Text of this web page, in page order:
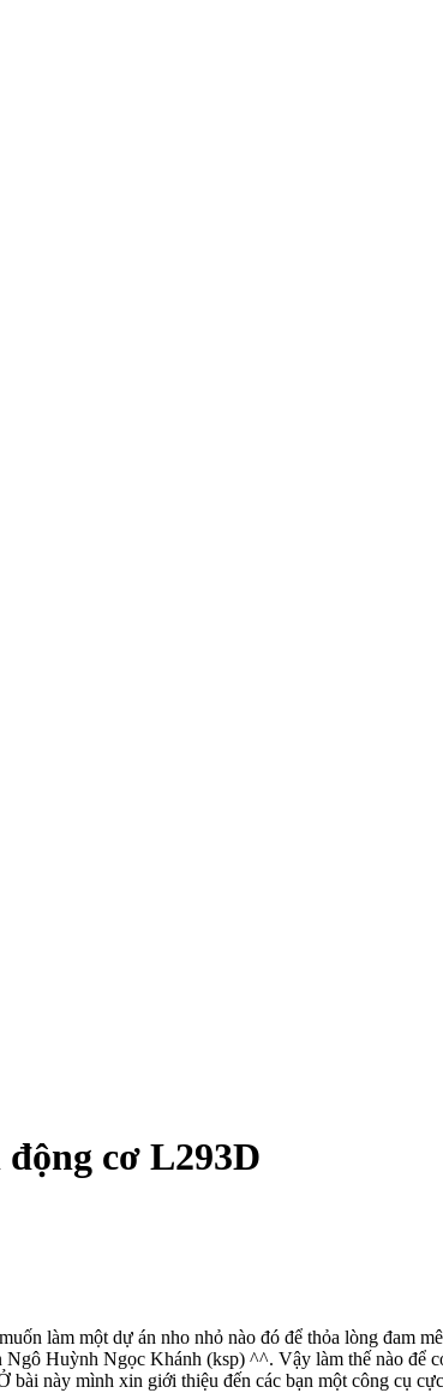
cơ L293D
làm một dự án nho nhỏ nào đó để thỏa lòng đam
Huỳnh Ngọc Khánh (ksp) ^^. Vậy làm thế nào để
bài này mình xin giới thiệu đến các bạn một công cụ